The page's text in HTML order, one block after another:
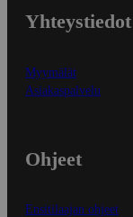
Yhteystiedot
Myymälät
Asiakaspalvelu
Ohjeet
Ensitilaajan ohjeet